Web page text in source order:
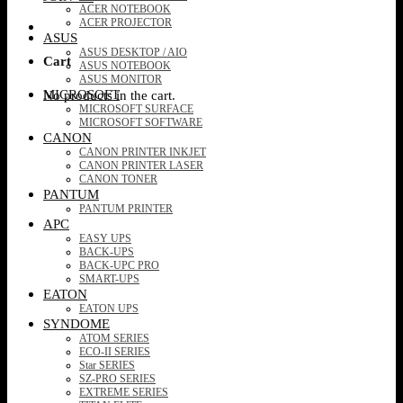
Cart
No products in the cart.
ACER NOTEBOOK
ACER PROJECTOR
ASUS
ASUS DESKTOP / AIO
ASUS NOTEBOOK
ASUS MONITOR
MICROSOFT
MICROSOFT SURFACE
MICROSOFT SOFTWARE
CANON
CANON PRINTER INKJET
CANON PRINTER LASER
CANON TONER
PANTUM
PANTUM PRINTER
APC
EASY UPS
BACK-UPS
BACK-UPC PRO
SMART-UPS
EATON
EATON UPS
SYNDOME
ATOM SERIES
ECO-II SERIES
Star SERIES
SZ-PRO SERIES
EXTREME SERIES